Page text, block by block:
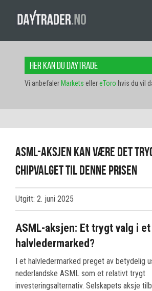
Her kan du daytrade
Vi anbefaler Markets ellereToro hvis du vil
ASML-aksjen kan være det
chipvalget til denne prisen
Utgitt: 2. juni 2025
ASML-aksjen: Et trygt valg i
halvledermarked?
I et halvledermarked preget av betydelig
nederlandske ASML som et relativt trygt
investeringsalternativ. Selskapets aksje